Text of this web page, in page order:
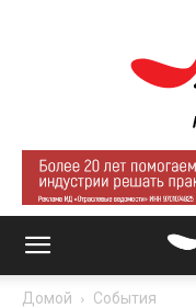
Домой События